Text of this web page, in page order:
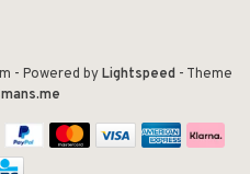
- Powered byLightspeed- Theme